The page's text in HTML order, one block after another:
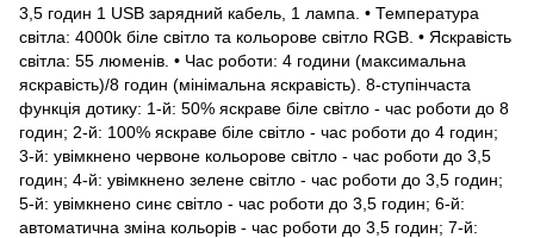
3,5 годин 1 USB зарядний кабель, 1 лампа. • Температура
світла: 4000k біле світло та кольорове світло RGB. • Яскравість
світла: 55 люменів. • Час роботи: 4 години (максимальна
яскравість)/8 годин (мінімальна яскравість). 8-ступінчаста
функція дотику: 1-й: 50% яскраве біле світло - час роботи до 8
годин; 2-й: 100% яскраве біле світло - час роботи до 4 годин;
3-й: увімкнено червоне кольорове світло - час роботи до 3,5
годин; 4-й: увімкнено зелене світло - час роботи до 3,5 годин;
5-й: увімкнено синє світло - час роботи до 3,5 годин; 6-й:
автоматична зміна кольорів - час роботи до 3,5 годин; 7-й: